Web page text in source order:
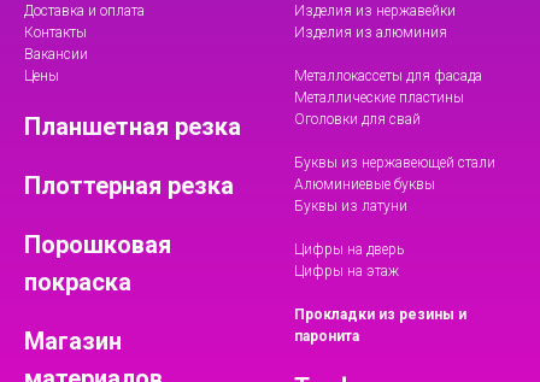
Доставка и оплата
Контакты
Вакансии
Цены
Планшетная резка
Плоттерная резка
Порошковая
покраска
Магазин
Изделия из нержавейки
Изделия из алюминия
Металлокассеты для фасада
Металлические пластины
Оголовки для свай
Буквы из нержавеющей стали
Алюминиевые буквы
Буквы из латуни
Цифры на дверь
Цифры на этаж
Прокладки из резины и
паронита